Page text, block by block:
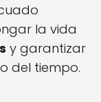
la vida
y garantizar
del tiempo.